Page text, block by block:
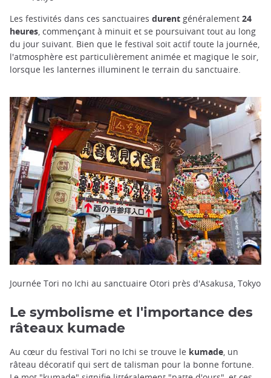
Les festivités dans ces sanctuaires durent généralement 24
heures, commençant à minuit et se poursuivant tout au long
du jour suivant. Bien que le festival soit actif toute la journée,
l'atmosphère est particulièrement animée et magique le soir,
lorsque les lanternes illuminent le terrain du sanctuaire.
Journée Tori no Ichi au sanctuaire Otori près d'Asakusa, Tokyo
Le symbolisme et l'importance des
râteaux kumade
Au cœur du festival Tori no Ichi se trouve le kumade , un
râteau décoratif qui sert de talisman pour la bonne fortune.